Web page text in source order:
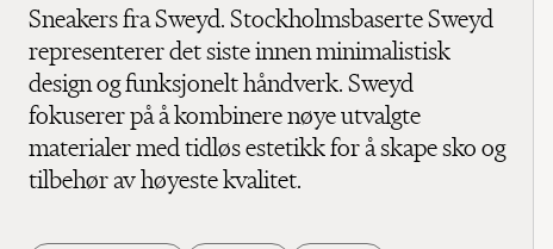
Sneakers fra Sweyd. Stockholmsbaserte Sweyd
representerer det siste innen minimalistisk
design og funksjonelt håndverk. Sweyd
fokuserer på å kombinere nøye utvalgte
materialer med tidløs estetikk for å skape sko og
tilbehør av høyeste kvalitet.